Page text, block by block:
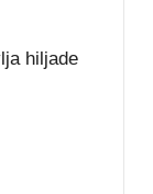
hiljade